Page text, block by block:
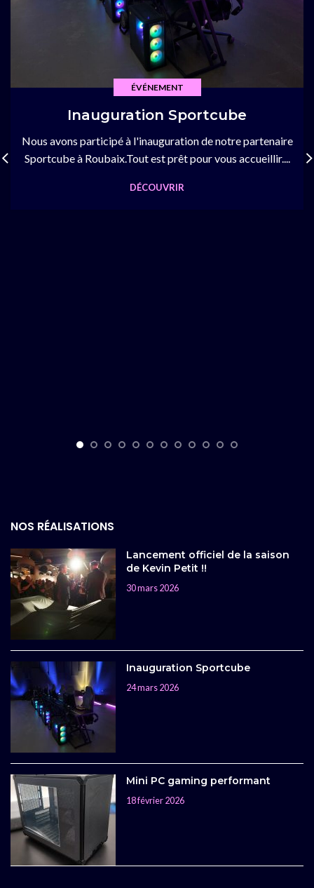
ÉVÉNEMENT
Inauguration Sportcube
Nous avons participé à l'inauguration de notre partenaire
Sportcube à Roubaix.Tout est prêt pour vous accueillir....
DÉCOUVRIR
NOS RÉALISATIONS
Lancement officiel de la saison
de Kevin Petit !!
30 mars 2026
Inauguration Sportcube
24 mars 2026
Mini PC gaming performant
18 février 2026